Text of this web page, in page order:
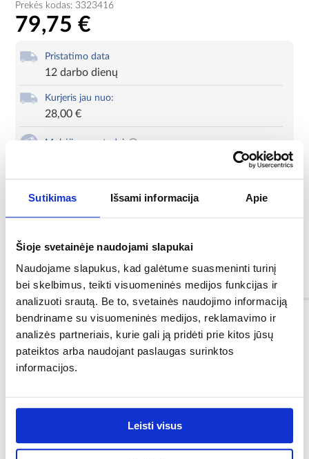
Sutikimas Išsami informacija Apie
Šioje svetainėje naudojami slapukai
Naudojame slapukus, kad galėtume suasmeninti turinį
bei skelbimus, teikti visuomeninės medijos funkcijas ir
analizuoti srautą. Be to, svetainės naudojimo informaciją
bendriname su visuomeninės medijos, reklamavimo ir
analizės partneriais, kurie gali ją pridėti prie kitos jūsų
pateiktos arba naudojant paslaugas surinktos
informacijos.
Leisti visus
Prekės kodas: 3323416
79,75 €
Pristatimo data
12 darbo dienų
Kurjeris jau nuo:
28,00 €
Mokėjimo metodai
Informacija
Spalva:
wotan/grafitas
plokštė laminuota